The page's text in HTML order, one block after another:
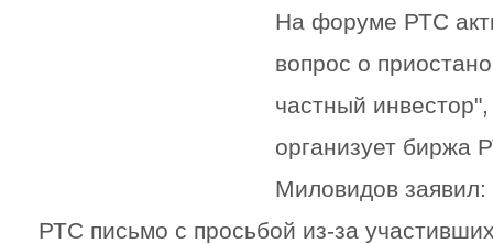
На форуме РТС
вопрос о
частный
организует биржа
Миловидов
РТС письмо с просьбой из-за